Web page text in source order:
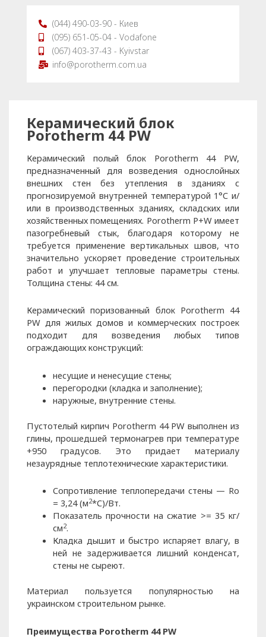
(044) 490-03-90 - Киев
(095) 651-05-04 - Vodafone
(067) 403-37-43 - Kyivstar
info@porotherm.com.ua
Керамический блок
Porotherm 44 PW
Керамический полый блок Porotherm 44 PW,
предназначенный для возведения однослойных
внешних стен без утепления в зданиях с
прогнозируемой внутренней температурой 1°C и/
или в производственных зданиях, складских или
хозяйственных помещениях. Porotherm P+W имеет
пазогребневый стык, благодаря которому не
требуется применение вертикальных швов, что
значительно ускоряет проведение строительных
работ и улучшает тепловые параметры стены.
Толщина стены: 44 см.
Керамический поризованный блок Porotherm 44
PW для жилых домов и коммерческих построек
подходит для возведения любых типов
ограждающих конструкций:
несущие и ненесущие стены;
перегородки (кладка и заполнение);
наружные, внутренние стены.
Пустотелый кирпич Porotherm 44 PW выполнен из
глины, прошедшей термонагрев при температуре
+950 градусов. Это придает материалу
незаурядные теплотехнические характеристики.
Сопротивление теплопередачи стены — Ro
= 3,24 (м2*С)/Вт.
Показатель прочности на сжатие >= 35 кг/
см2.
Кладка дышит и быстро испаряет влагу, в
ней не задерживается лишний конденсат,
стены не сыреют.
Материал пользуется популярностью на
украинском строительном рынке.
Преимущества Porotherm 44 PW